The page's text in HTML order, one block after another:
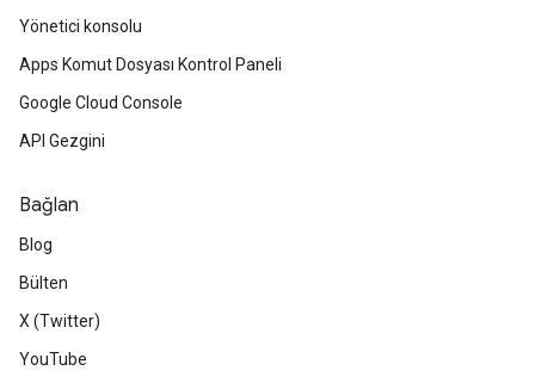
Yönetici konsolu
Apps Komut Dosyası Kontrol Paneli
Google Cloud Console
API Gezgini
Bağlan
Blog
Bülten
X (Twitter)
YouTube